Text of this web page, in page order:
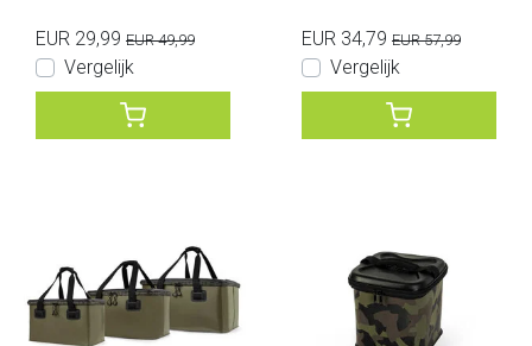
EUR 29,99 EUR 49,99
Vergelijk
EUR 34,79 EUR 57,99
Vergelijk